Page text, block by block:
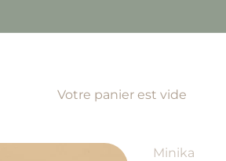
Votre panier est vide
Minika